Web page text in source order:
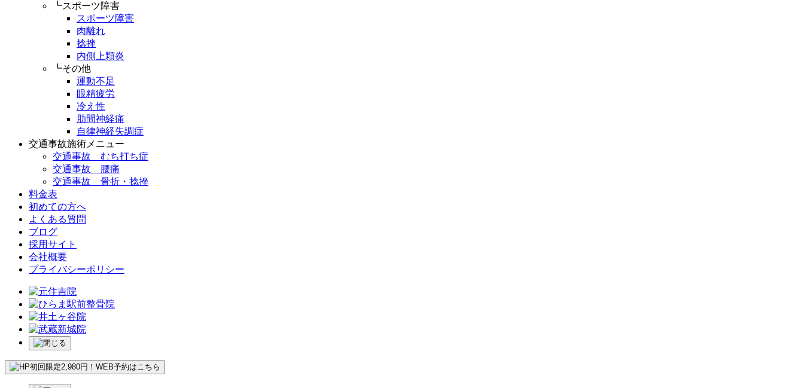
┗スポーツ障害
スポーツ障害
肉離れ
捻挫
内側上顆炎
┗その他
運動不足
眼精疲労
冷え性
肋間神経痛
自律神経失調症
交通事故施術メニュー
交通事故 むち打ち症
交通事故 腰痛
交通事故 骨折・捻挫
料金表
初めての方へ
よくある質問
ブログ
採用サイト
会社概要
プライバシーポリシー